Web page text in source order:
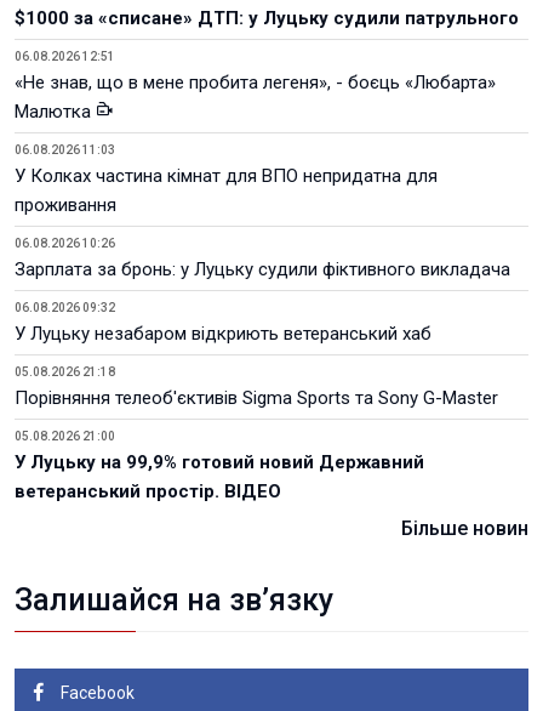
$1000 за «списане» ДТП: у Луцьку судили патрульного
06.08.2026 12:51
«Не знав, що в мене пробита легеня», - боєць «Любарта»
Малютка
06.08.2026 11:03
У Колках частина кімнат для ВПО непридатна для
проживання
06.08.2026 10:26
Зарплата за бронь: у Луцьку судили фіктивного викладача
06.08.2026 09:32
У Луцьку незабаром відкриють ветеранський хаб
05.08.2026 21:18
Порівняння телеоб'єктивів Sigma Sports та Sony G-Master
05.08.2026 21:00
У Луцьку на 99,9% готовий новий Державний
ветеранський простір. ВІДЕО
Більше новин
Залишайся на зв’язку
Facebook